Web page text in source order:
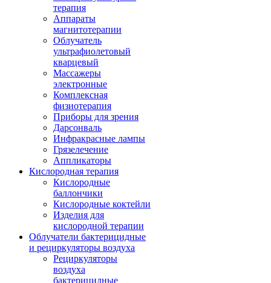
терапия
Аппараты
магнитотерапии
Облучатель
ультрафиолетовый
кварцевый
Массажеры
электронные
Комплексная
физиотерапия
Приборы для зрения
Дарсонваль
Инфракрасные лампы
Грязелечение
Аппликаторы
Кислородная терапия
Кислородные
баллончики
Кислородные коктейли
Изделия для
кислородной терапии
Облучатели бактерицидные
и рециркуляторы воздуха
Рециркуляторы
воздуха
бактерицидные